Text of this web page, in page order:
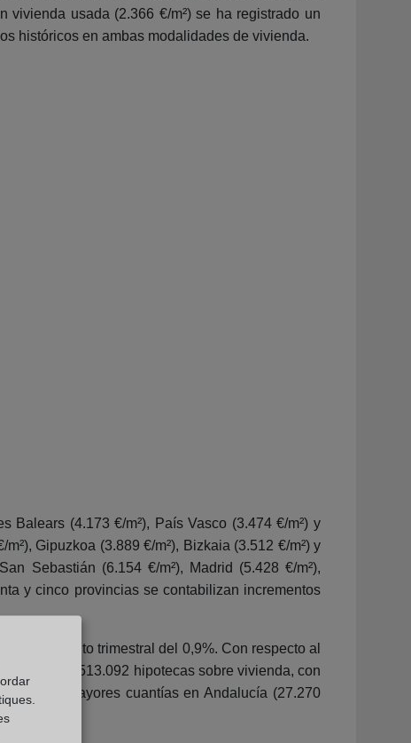
vivienda usada (2.366 €/m²) se ha registrado un
históricos en ambas modalidades de vivienda.
Balears (4.173 €/m²), País Vasco (3.474 €/m²) y
Gipuzkoa (3.889 €/m²), Bizkaia (3.512 €/m²) y
Sebastián (6.154 €/m²), Madrid (5.428 €/m²),
y cinco provincias se contabilizan incrementos
crecimiento trimestral del 0,9%. Con respecto al
513.092 hipotecas sobre vivienda, con
las mayores cuantías en Andalucía (27.270